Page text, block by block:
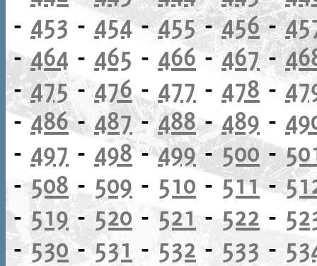
- 453 - 454-455-456-
-464 - 465 - 466- 467-
-475-476- 477 - 478 -
-486-487-488-489 -
- 497 - 498-499-500-
-508 - 509 - 510 -511-
- 519 -520 - 521- 522 -
- 530-531 - 532 - 533 -